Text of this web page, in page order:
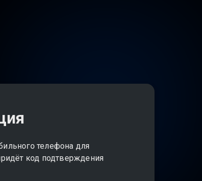
телефона для
код подтверждения